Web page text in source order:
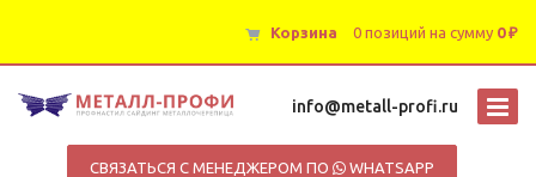
Корзина 0 позиций на сумму 0 ₽
info@metall-profi.ru
СВЯЗАТЬСЯ С МЕНЕДЖЕРОМ ПО WHATSAPP